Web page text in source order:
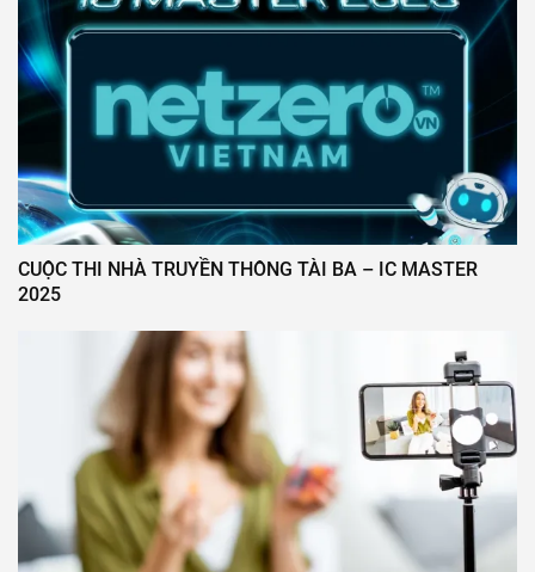
CUỘC THI NHÀ TRUYỀN THÔNG TÀI BA – IC MASTER
2025